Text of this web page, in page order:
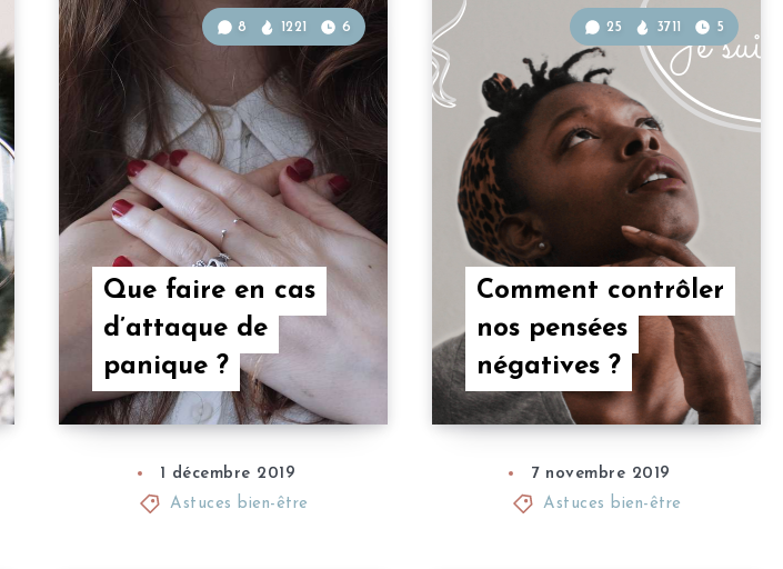
Que faire en cas
d’attaque de
panique ?
8 1221 6
1 décembre 2019
Astuces bien-être
Comment contrôler
nos pensées
négatives ?
25 3711 5
7 novembre 2019
Astuces bien-être